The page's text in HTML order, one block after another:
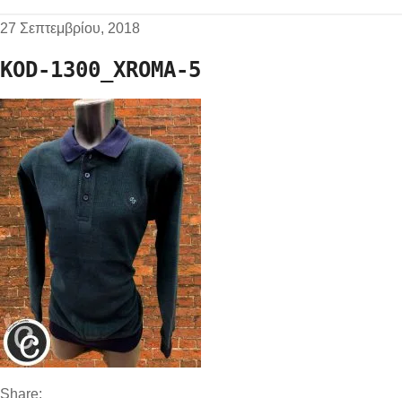
27 Σεπτεμβρίου, 2018
KOD-1300_XROMA-5
Share: